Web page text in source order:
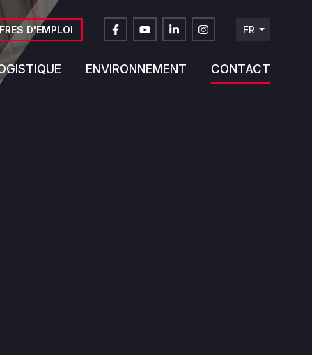
D'EMPLOI
FR
NL
ENVIRONNEMENT CONTACT